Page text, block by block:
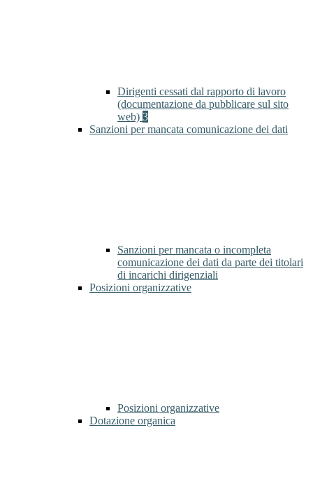
Dirigenti cessati dal rapporto di lavoro
(documentazione da pubblicare sul sito
web) 3
Sanzioni per mancata comunicazione dei dati
Sanzioni per mancata o incompleta
comunicazione dei dati da parte dei titolari
di incarichi dirigenziali
Posizioni organizzative
Posizioni organizzative
Dotazione organica